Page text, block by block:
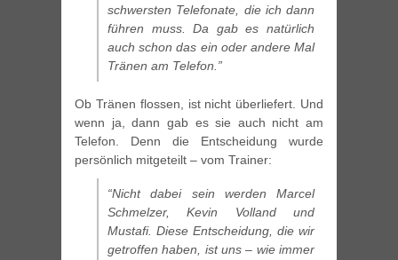
schwersten Telefonate, die ich dann
führen muss. Da gab es natürlich
auch schon das ein oder andere Mal
Tränen am Telefon.”
Ob Tränen flossen, ist nicht überliefert. Und
wenn ja, dann gab es sie auch nicht am
Telefon. Denn die Entscheidung wurde
persönlich mitgeteilt – vom Trainer:
“Nicht dabei sein werden Marcel
Schmelzer, Kevin Volland und
Mustafi. Diese Entscheidung, die wir
getroffen haben, ist uns – wie immer